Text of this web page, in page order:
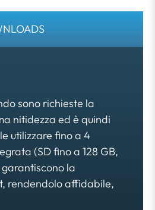
sono richieste la
nitidezza ed è quindi
utilizzare fino a 4
(SD fino a 128 GB,
garantiscono la
rendendolo affidabile,